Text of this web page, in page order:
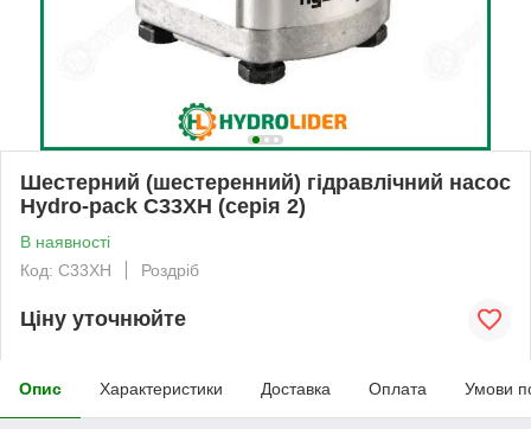
Шестерний (шестеренний) гідравлічний насос
Hydro-pack C33XH (серія 2)
В наявності
Код: C33XH
Роздріб
Ціну уточнюйте
Опис Характеристики Доставка Оплата Умови